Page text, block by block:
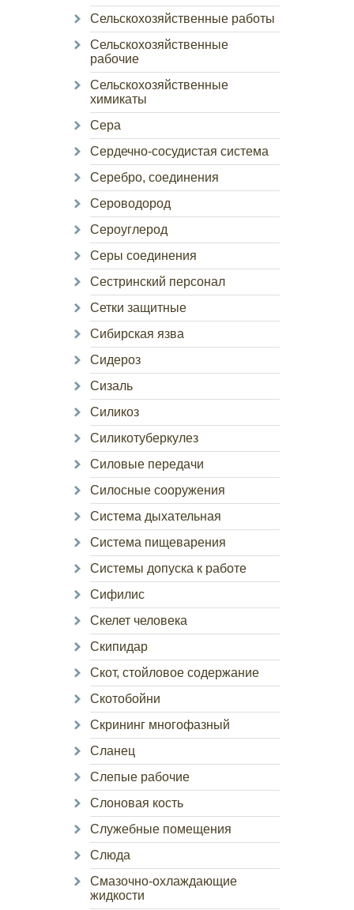
Сельскохозяйственные работы
Сельскохозяйственные
рабочие
Сельскохозяйственные
химикаты
Сера
Сердечно-сосудистая система
Серебро, соединения
Сероводород
Сероуглерод
Серы соединения
Сестринский персонал
Сетки защитные
Сибирская язва
Сидероз
Сизаль
Силикоз
Силикотуберкулез
Силовые передачи
Силосные сооружения
Система дыхательная
Система пищеварения
Системы допуска к работе
Сифилис
Скелет человека
Скипидар
Скот, стойловое содержание
Скотобойни
Скрининг многофазный
Сланец
Слепые рабочие
Слоновая кость
Служебные помещения
Слюда
Смазочно-охлаждающие
жидкости